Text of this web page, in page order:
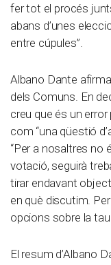
fer tot el procés
abans d’unes
entre cúpules”.
Albano Dante
dels Comuns. En
creu que és un
com “una qüestió
“Per a nosaltres no
votació, seguirà
tirar endavant
en què discutim.
opcions sobre la
El resum d’Albano